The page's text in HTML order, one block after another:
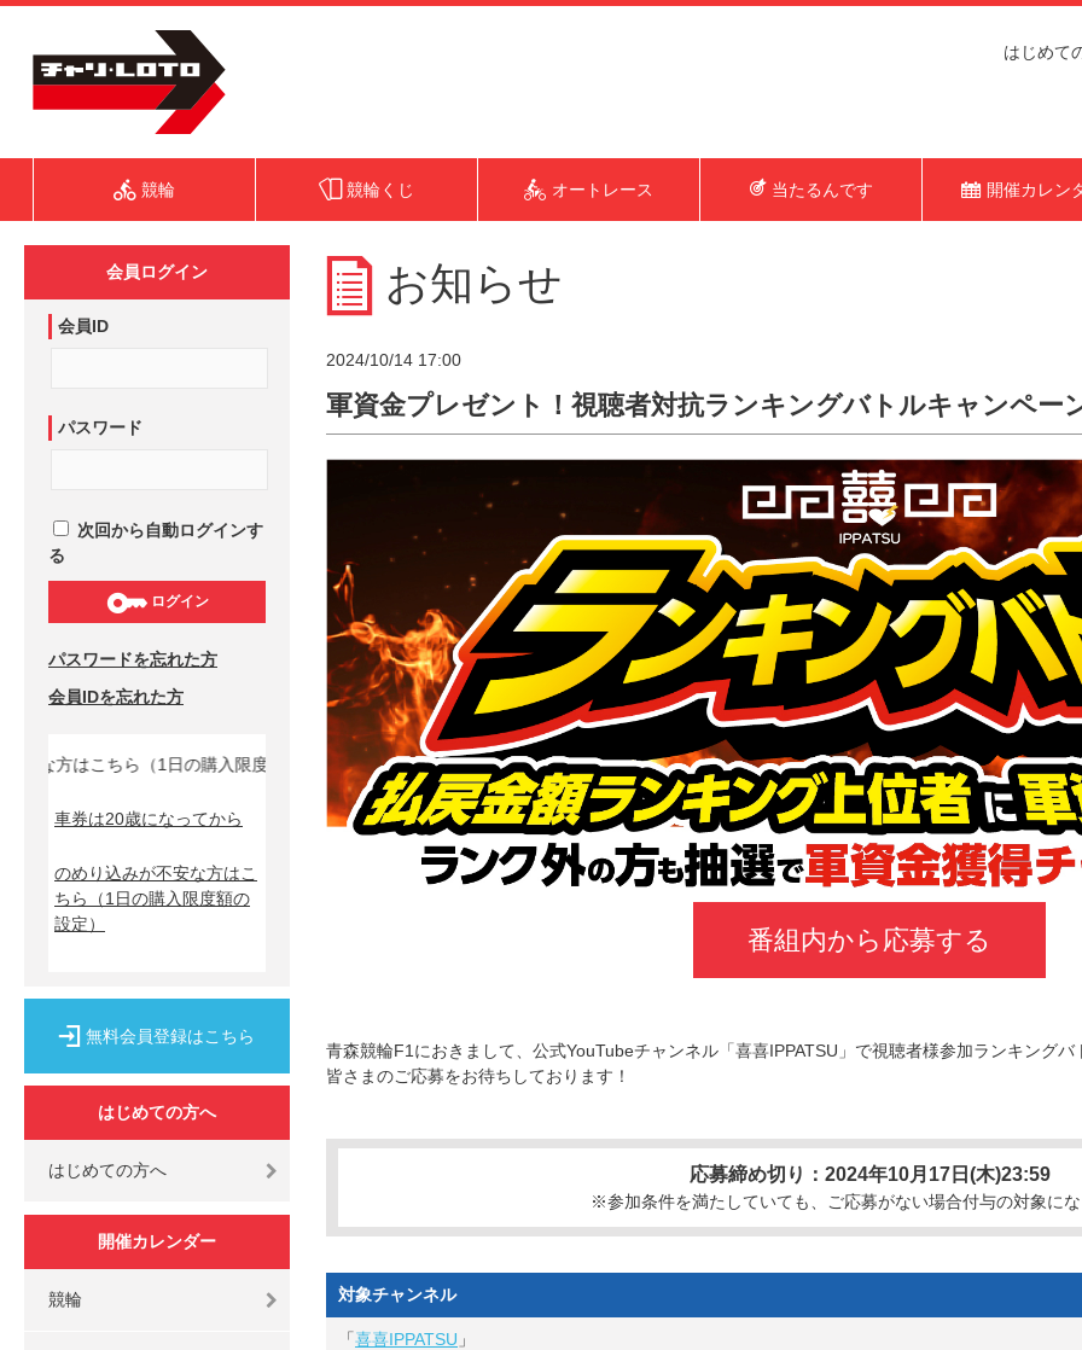
はじめて
競輪 競輪くじ オートレース 当たるんです 開催カレン
会員ログイン
会員ID
パスワード
次回から自動ログインす
る
ログイン
パスワードを忘れた方
会員IDを忘れた方
はこちら（1日の購入限度額の設定）↓
車券は20歳になってから
のめり込みが不安な方はこ
ちら
（1日の購入限度額の
設定）
無料会員登録はこちら
はじめての方へ
はじめての方へ
開催カレンダー
競輪
お知らせ
2024/10/14 17:00
軍資金プレゼント！視聴者対抗ランキングバトルキャンペー
番組内から応募する
青森競輪F1におきまして、公式YouTubeチャンネル「喜喜IPPATSU」で視聴者様参加ランキングバ
皆さまのご応募をお待ちしております！
応募締め切り：2024年10月17日(木)23:59
※参加条件を満たしていても、ご応募がない場合付与の対象に
対象チャンネル
「喜喜IPPATSU 」